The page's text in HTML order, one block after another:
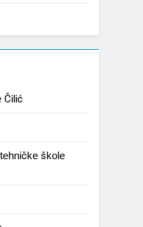
Čilić
škole